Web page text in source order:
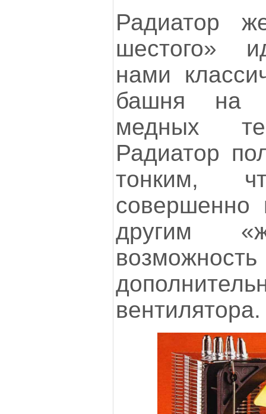
Радиатор
шестого»
нами
башня на
медных
Радиатор
тонким,
совершенно
другим
вентилятора.